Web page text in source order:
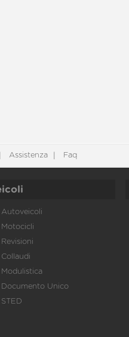
Assistenza Faq
Autoveicoli
Motocicli
Revisioni
Collaudi
Modulistica
Documento Unico
STED